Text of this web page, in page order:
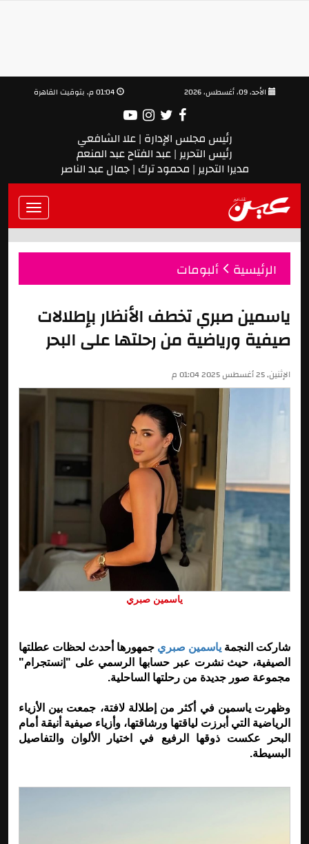
رئيس مجلس الإدارة | علا الشافعي
رئيس التحرير | عبد الفتاح عبد المنعم
مديرا التحرير | محمود ترك | جمال عبد الناصر
Toggle
الرئيسية ألبومات
ياسمين صبري تخطف الأنظار بإطلالات
صيفية ورياضية من رحلتها على البحر
الإثنين, 25 أغسطس 2025 01:04 م
ياسمين صبري
شاركت النجمة ياسمين صبري جمهورها أحدث لحظات عطلتها
الصيفية، حيث نشرت عبر حسابها الرسمي على "إنستجرام"
مجموعة صور جديدة من رحلتها الساحلية.
وظهرت ياسمين في أكثر من إطلالة لافتة، جمعت بين الأزياء
الرياضية التي أبرزت لياقتها ورشاقتها، وأزياء صيفية أنيقة أمام
البحر عكست ذوقها الرفيع في اختيار الألوان والتفاصيل
البسيطة.